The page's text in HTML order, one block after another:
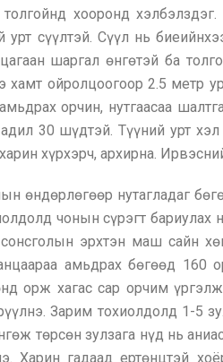
хооронд
сүүлтэй. Сүүл нь
шаргал өнгөтэй ба
хамт ойролцоогоор 2.5 метр
орчин, нутгаасаа
адил 30 шүдтэй. Түүний урт
хүрхэрч, архирна.
өндөрлөгөөр нутагладаг
чонын сүрэгт бариулах
сонсголын эрхтэн маш сайн
амьдрах бөгөөд 160
орж хагас сар орчим
Зарим тохиолдолд 1-5
төрсөн зулзага нүд нь
Харин гадаад ертөнцтэй